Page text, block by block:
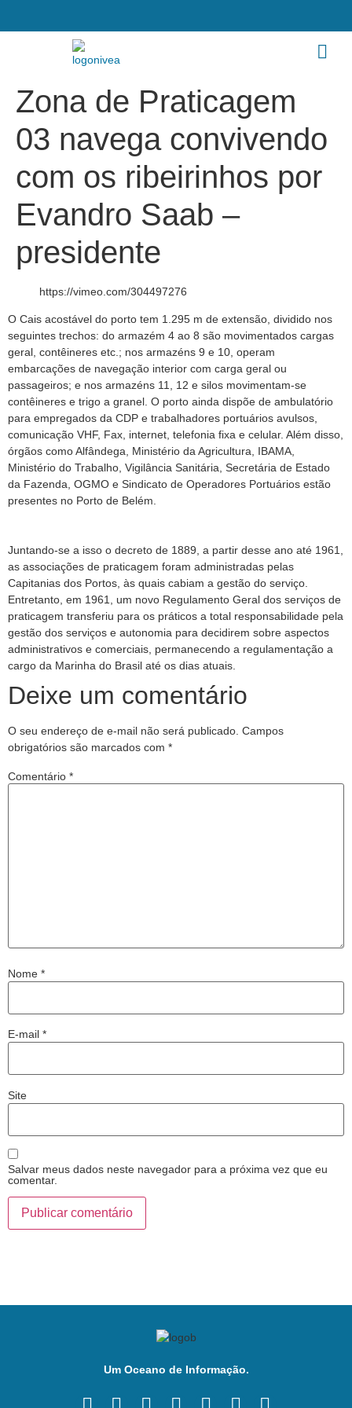
Zona de Praticagem
03 navega convivendo
com os ribeirinhos por
Evandro Saab –
presidente
https://vimeo.com/304497276
O Cais acostável do porto tem 1.295 m de extensão, dividido nos
seguintes trechos: do armazém 4 ao 8 são movimentados cargas
geral, contêineres etc.; nos armazéns 9 e 10, operam
embarcações de navegação interior com carga geral ou
passageiros; e nos armazéns 11, 12 e silos movimentam-se
contêineres e trigo a granel. O porto ainda dispõe de ambulatório
para empregados da CDP e trabalhadores portuários avulsos,
comunicação VHF, Fax, internet, telefonia fixa e celular. Além disso,
órgãos como Alfândega, Ministério da Agricultura, IBAMA,
Ministério do Trabalho, Vigilância Sanitária, Secretária de Estado
da Fazenda, OGMO e Sindicato de Operadores Portuários estão
presentes no Porto de Belém.
Juntando-se a isso o decreto de 1889, a partir desse ano até 1961,
as associações de praticagem foram administradas pelas
Capitanias dos Portos, às quais cabiam a gestão do serviço.
Entretanto, em 1961, um novo Regulamento Geral dos serviços de
praticagem transferiu para os práticos a total responsabilidade pela
gestão dos serviços e autonomia para decidirem sobre aspectos
administrativos e comerciais, permanecendo a regulamentação a
cargo da Marinha do Brasil até os dias atuais.
Deixe um comentário
O seu endereço de e-mail não será publicado. Campos
obrigatórios são marcados com *
Comentário *
Nome *
E-mail *
Site
Salvar meus dados neste navegador para a próxima vez que eu
comentar.
Um Oceano de Informação.